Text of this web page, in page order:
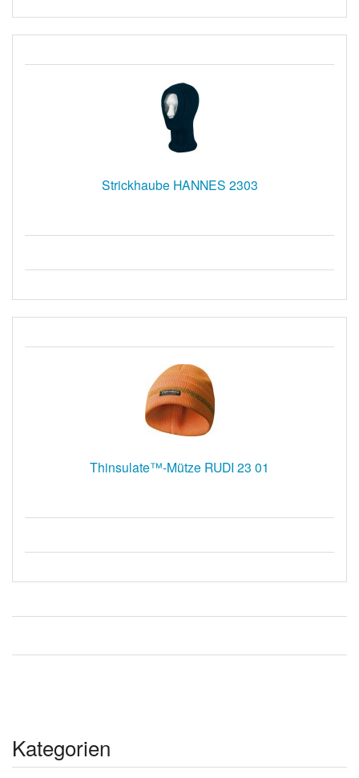
Strickhaube HANNES 2303
Thinsulate™-Mütze RUDI 23 01
Kategorien